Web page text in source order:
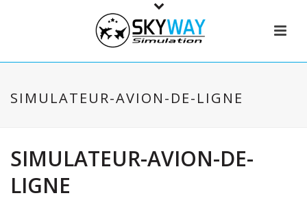
SIMULATEUR-AVION-DE-LIGNE
SIMULATEUR-AVION-DE-
LIGNE